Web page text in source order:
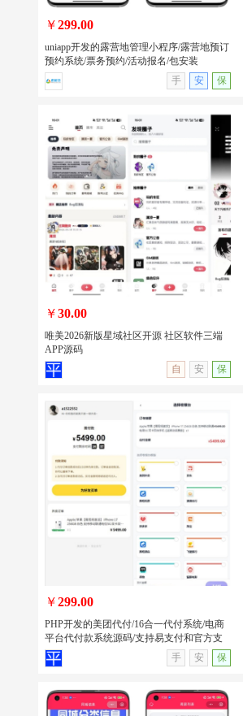
uniapp开发的露营地管理小程序/露营地
预订预约系统/票务预约/活动报名/包安
装
无演示
￥299.00
uniapp开发的露营地管理小程序/露营地预订
预约系统/票务预约/活动报名/包安装
手
安 保
唯美2026新版星域社区开源 社区软件三
端APP源码
无演示
￥30.00
唯美2026新版星域社区开源 社区软件三端
APP源码
自
安 保
￥299.00
PHP开发的美团代付/16合一代付系统/电商
平台代付款系统源码/支持易支付和官方支
付
手 安 保